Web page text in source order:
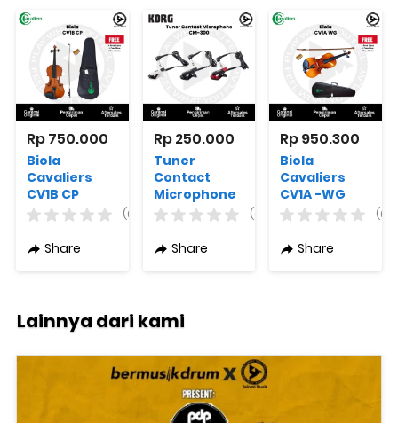
Rp 750.000
Biola
Cavaliers
CV1B CP
Varian
Original +
(0)
Share
Rp 250.000
Tuner
Contact
Microphone
KORG CM-
Warna
(0)
Share
Rp 950.300
Biola
Cavaliers
CV1A -WG
Varian
Original +
(0)
Share
Lainnya dari kami